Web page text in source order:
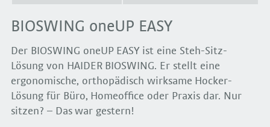
BIOSWING oneUP EASY
Der BIOSWING oneUP EASY ist eine Steh-Sitz-
Lösung von HAIDER BIOSWING. Er stellt eine
ergonomische, orthopädisch wirksame Hocker-
Lösung für Büro, Homeoffice oder Praxis dar. Nur
sitzen? – Das war gestern!